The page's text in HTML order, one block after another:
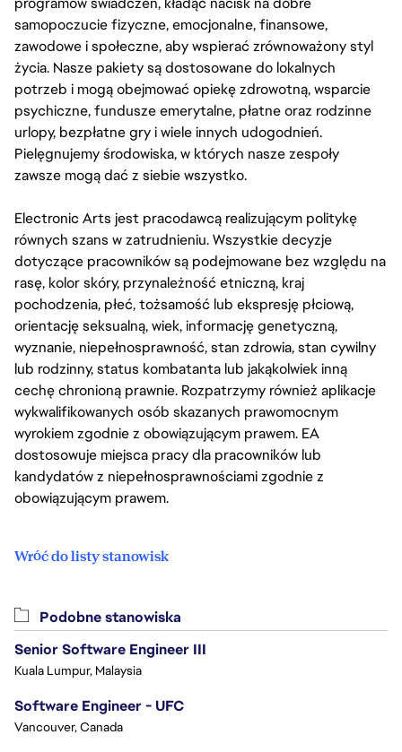
samopoczucie fizyczne, emocjonalne, finansowe,
zawodowe i społeczne, aby wspierać zrównoważony styl
życia. Nasze pakiety są dostosowane do lokalnych
potrzeb i mogą obejmować opiekę zdrowotną, wsparcie
psychiczne, fundusze emerytalne, płatne oraz rodzinne
urlopy, bezpłatne gry i wiele innych udogodnień.
Pielęgnujemy środowiska, w których nasze zespoły
zawsze mogą dać z siebie wszystko.
Electronic Arts jest pracodawcą realizującym politykę
równych szans w zatrudnieniu. Wszystkie decyzje
dotyczące pracowników są podejmowane bez względu na
rasę, kolor skóry, przynależność etniczną, kraj
pochodzenia, płeć, tożsamość lub ekspresję płciową,
orientację seksualną, wiek, informację genetyczną,
wyznanie, niepełnosprawność, stan zdrowia, stan cywilny
lub rodzinny, status kombatanta lub jakąkolwiek inną
cechę chronioną prawnie. Rozpatrzymy również aplikacje
wykwalifikowanych osób skazanych prawomocnym
wyrokiem zgodnie z obowiązującym prawem. EA
dostosowuje miejsca pracy dla pracowników lub
kandydatów z niepełnosprawnościami zgodnie z
obowiązującym prawem.
Wróć do listy stanowisk
Podobne stanowiska
Senior Software Engineer III
Kuala Lumpur, Malaysia
Software Engineer - UFC
Vancouver, Canada